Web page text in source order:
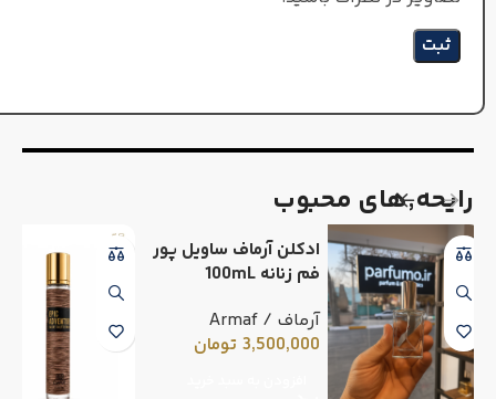
رایحه٬های محبوب
ادکلن آرماف ساویل پور
فم زنانه 100mL
آرماف / Armaf
3,500,000 تومان